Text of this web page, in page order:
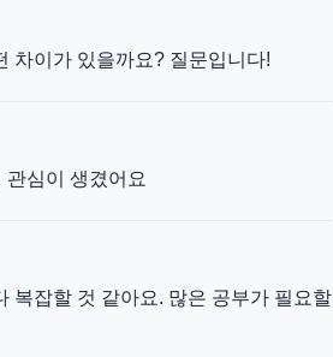
차이가 있을까요? 질문입니다!
관심이 생겼어요
복잡할 것 같아요. 많은 공부가 필요할